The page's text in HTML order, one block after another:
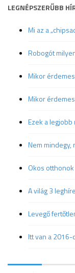
LEGNÉPSZERŰBB
Mi az a
Robogót
Mikor
Mikor
Ezek a
Nem mindegy,
Okos
A világ 3
Levegő
Itt van a 2016-